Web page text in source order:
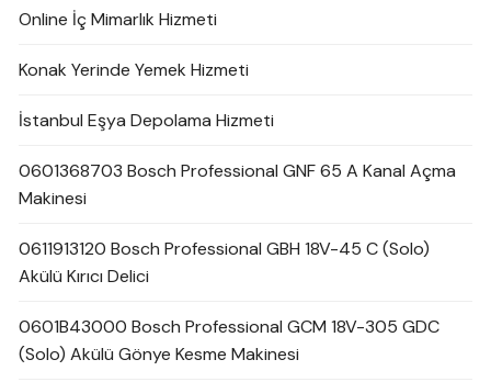
Online İç Mimarlık Hizmeti
Konak Yerinde Yemek Hizmeti
İstanbul Eşya Depolama Hizmeti
0601368703 Bosch Professional GNF 65 A Kanal Açma
Makinesi
0611913120 Bosch Professional GBH 18V-45 C (Solo)
Akülü Kırıcı Delici
0601B43000 Bosch Professional GCM 18V-305 GDC
(Solo) Akülü Gönye Kesme Makinesi